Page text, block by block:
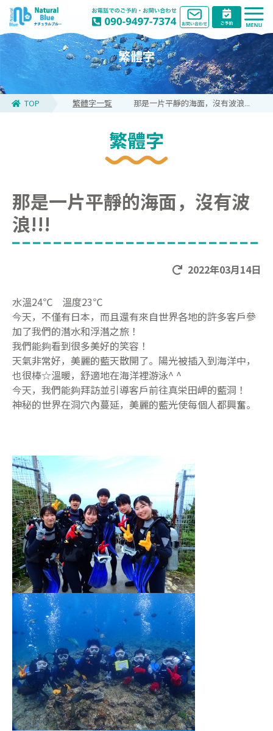
繁體字
TOP 繁體字一覧 那是一片平靜的海面，沒有波浪...
繁體字
那是一片平靜的海面，沒有波
浪!!!
2022年03月14日
水溫24℃ 溫度23℃
今天，不僅有日本，而且還有來自世界各地的許多客戶參
加了我們的潛水和浮潛之旅！
我們能夠看到很多美好的笑容！
天氣非常好，美麗的藍天散開了。陽光被插入到海洋中，
也很棒☆溫暖，舒適地在海洋裡游泳^ ^
今天，我們能夠拜訪並引導客戶前往真栄田岬的藍洞！
神秘的世界在洞穴內蔓延，美麗的藍光使每個人都興奮。